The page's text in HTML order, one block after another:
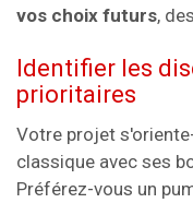
vos choix futurs,
Identifier les
prioritaires
Votre projet
classique avec ses
Préférez-vous un